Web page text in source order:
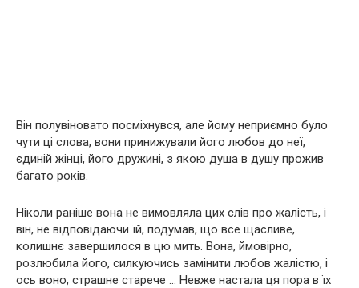
Він полувіновато посміхнувся, але йому неприємно було
чути ці слова, вони принижували його любов до неї,
єдиній жінці, його дружині, з якою душа в душу прожив
багато років.
Ніколи раніше вона не вимовляла цих слів про жалість, і
він, не відповідаючи їй, подумав, що все щасливе,
колишнє завершилося в цю мить. Вона, ймовірно,
розлюбила його, силкуючись замінити любов жалістю, і
ось воно, страшне старече … Невже настала ця пора в їх